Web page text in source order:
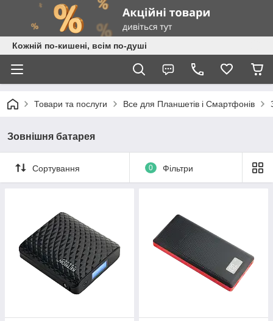
Кожній по-кишені, всім по-душі
Товари та послуги Все для Планшетів і Смартфонів
Зовнішня батарея
Сортування 0 Фільтри